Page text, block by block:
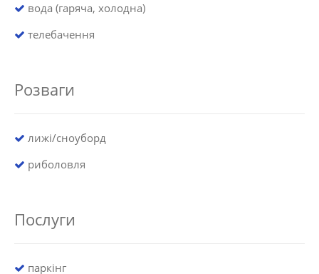
вода (гаряча, холодна)
телебачення
Розваги
лижі/сноуборд
риболовля
Послуги
паркінг